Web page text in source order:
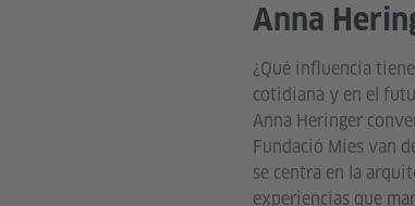
Anna
¿Qué influencia
cotidiana y en el
Anna Heringer
Fundació Mies van
se centra en la
experiencias que